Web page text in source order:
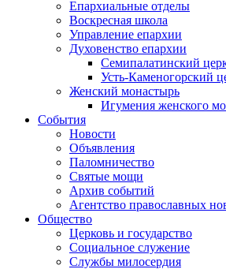
Епархиальные отделы
Воскресная школа
Управление епархии
Духовенство епархии
Семипалатинский
Усть-Каменогорский
Женский монастырь
Игумения женского
События
Новости
Объявления
Паломничество
Святые мощи
Архив событий
Агентство православных
Общество
Церковь и государство
Социальное служение
Службы милосердия